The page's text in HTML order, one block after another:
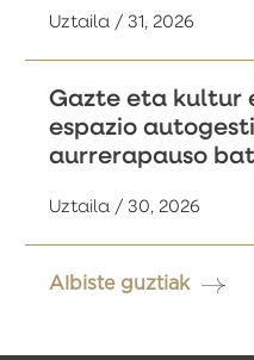
Uztaila / 31, 2026
Gazte eta kultur
espazio
aurrerapauso
Uztaila / 30, 2026
Albiste guztiak